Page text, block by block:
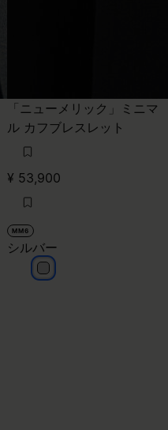
「ニューメリック」ミニマ
ル カフブレスレット
¥ 53,900
MM6
シルバー
シルバー